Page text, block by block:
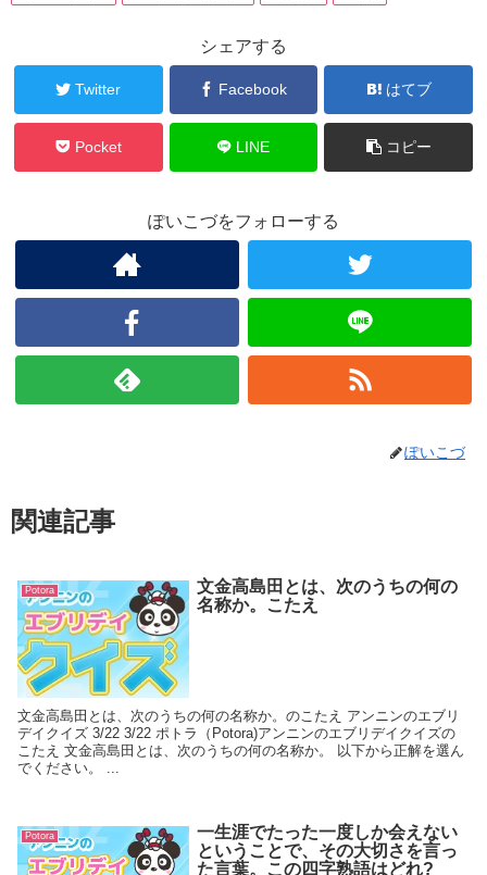
シェアする
Twitter Facebook はてブ
Pocket LINE コピー
ぽいこづをフォローする
ぽいこづ
関連記事
Potora
文金高島田とは、次のうちの何の
名称か。こたえ
文金高島田とは、次のうちの何の名称か。のこたえ アンニンのエブリ
デイクイズ 3/22 3/22 ポトラ（Potora)アンニンのエブリデイクイズの
こたえ 文金高島田とは、次のうちの何の名称か。 以下から正解を選ん
でください。 ...
Potora
一生涯でたった一度しか会えない
ということで、その大切さを言っ
た言葉。この四字熟語はどれ?